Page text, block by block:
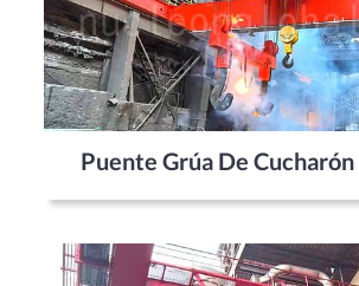
Puente Grúa De Cucharón